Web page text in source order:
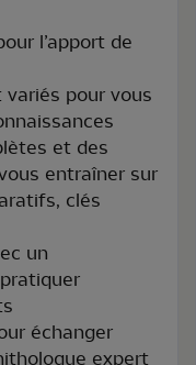
l’apport de
variés pour vous
et des
entraîner sur
clés
un
échanger
expert